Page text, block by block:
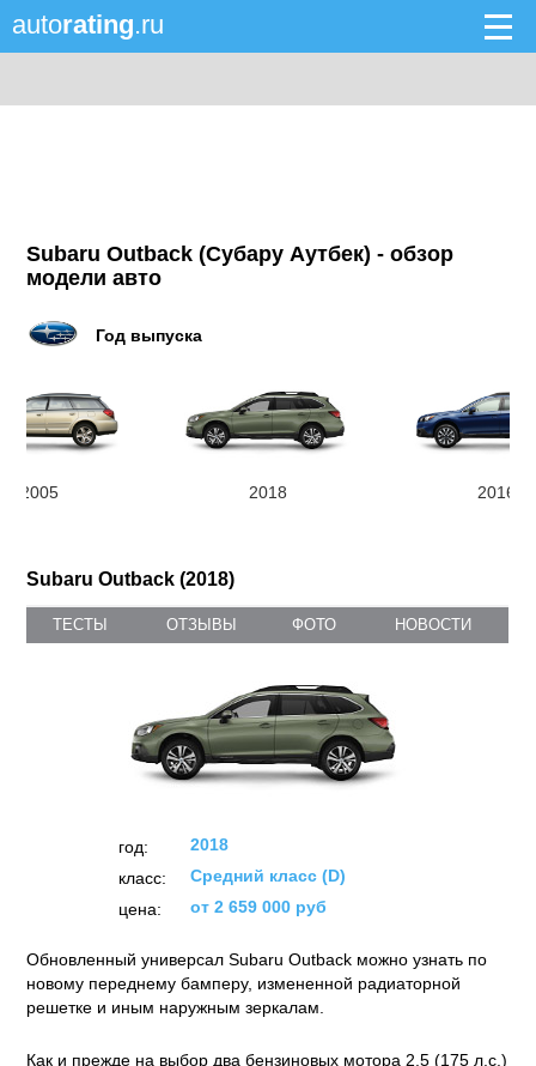
autorating.ru
Subaru Outback (Субару Аутбек) - обзор
модели авто
Год выпуска
2005 2018 2016
Subaru Outback (2018)
ТЕСТЫ ОТЗЫВЫ ФОТО НОВОСТИ
год:
2018
класс:
Средний класс (D)
цена:
от 2 659 000 руб
Обновленный универсал Subaru Outback можно узнать по
новому переднему бамперу, измененной радиаторной
решетке и иным наружным зеркалам.
Как и прежде на выбор два бензиновых мотора 2.5 (175 л.с.)